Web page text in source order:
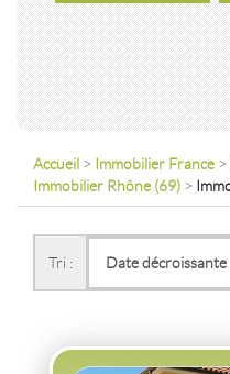
Accueil > Immobilier France >
Immobilier Rhône (69) >
Tri :
VENTE